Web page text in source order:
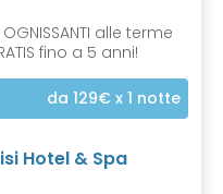
OGNISSANTI alle terme
fino a 5 anni!
da 129€ x 1 notte
Hotel & Spa